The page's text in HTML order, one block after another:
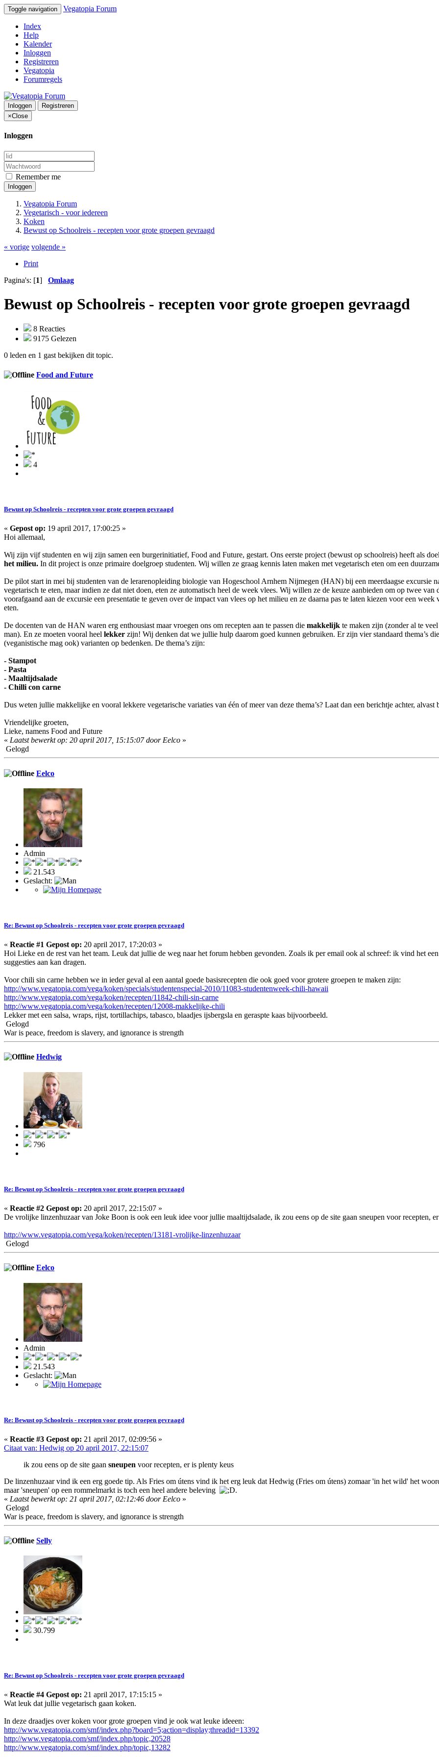
Toggle navigation Vegatopia Forum
Index
Help
Kalender
Inloggen
Registreren
Vegatopia
Forumregels
Inloggen
Registreren
×Close
Inloggen
Remember me
Inloggen
Vegatopia Forum
Vegetarisch - voor iedereen
Koken
Bewust op Schoolreis - recepten voor grote groepen gevraagd
« vorige volgende »
Print
Pagina's: [1] Omlaag
Bewust op Schoolreis - recepten voor grote groepen gevraagd
8 Reacties
9175 Gelezen
0 leden en 1 gast bekijken dit topic.
Food and Future
4
Bewust op Schoolreis - recepten voor grote groepen gevraagd
« Gepost op: 19 april 2017, 17:00:25 »
Hoi allemaal,
Wij zijn vijf studenten en wij zijn samen een burgerinitiatief, Food and Future, gestart. Ons eerste project (bewust op schoolreis) heeft als doel
het milieu. In dit project is onze primaire doelgroep studenten. Wij willen ze graag kennis laten maken met vegetarisch eten om een
De pilot start in mei bij studenten van de lerarenopleiding biologie van Hogeschool Arnhem Nijmegen (HAN) bij een meerdaagse excursie
vegetarisch te eten, maar indien ze dat niet doen, eten ze automatisch heel de week vlees. Wij willen ze de keuze aanbieden om op twee
voorafgaand aan de excursie een presentatie te geven over de impact van vlees op het milieu en ze daarna pas te laten kiezen voor een
eten.
De docenten van de HAN waren erg enthousiast maar vroegen ons om recepten aan te passen die makkelijk te maken zijn (zonder al te
man). En ze moeten vooral heel lekker zijn! Wij denken dat we jullie hulp daarom goed kunnen gebruiken. Er zijn vier standaard thema’s
(veganistische mag ook) varianten op bedenken. De thema’s zijn:
- Stampot
- Pasta
- Maaltijdsalade
- Chilli con carne
Dus weten jullie makkelijke en vooral lekkere vegetarische variaties van één of meer van deze thema’s? Laat dan een berichtje achter, alvast
Vriendelijke groeten,
Lieke, namens Food and Future
« Laatst bewerkt op: 20 april 2017, 15:15:07 door Eelco »
Gelogd
Eelco
Admin
21.543
Geslacht:
Re: Bewust op Schoolreis - recepten voor grote groepen gevraagd
« Reactie #1 Gepost op: 20 april 2017, 17:20:03 »
Hoi Lieke en de rest van het team. Leuk dat jullie de weg naar het forum hebben gevonden. Zoals ik per email ook al schreef: ik vind het
suggesties aan kan dragen.
Voor chili sin carne hebben we in ieder geval al een aantal goede basisrecepten die ook goed voor grotere groepen te maken zijn:
http://www.vegatopia.com/vega/koken/specials/studentenspecial-2010/11083-studentenweek-chili-hawaii
http://www.vegatopia.com/vega/koken/recepten/11842-chili-sin-carne
http://www.vegatopia.com/vega/koken/recepten/12008-makkelijke-chili
Lekker met een salsa, wraps, rijst, tortillachips, tabasco, blaadjes ijsbergsla en geraspte kaas bijvoorbeeld.
Gelogd
War is peace, freedom is slavery, and ignorance is strength
Hedwig
796
Re: Bewust op Schoolreis - recepten voor grote groepen gevraagd
« Reactie #2 Gepost op: 20 april 2017, 22:15:07 »
De vrolijke linzenhuzaar van Joke Boon is ook een leuk idee voor jullie maaltijdsalade, ik zou eens op de site gaan sneupen voor recepten,
http://www.vegatopia.com/vega/koken/recepten/13181-vrolijke-linzenhuzaar
Gelogd
Eelco
Admin
21.543
Geslacht:
Re: Bewust op Schoolreis - recepten voor grote groepen gevraagd
« Reactie #3 Gepost op: 21 april 2017, 02:09:56 »
Citaat van: Hedwig op 20 april 2017, 22:15:07
ik zou eens op de site gaan sneupen voor recepten, er is plenty keus
De linzenhuzaar vind ik een erg goede tip. Als Fries om útens vind ik het erg leuk dat Hedwig (Fries om útens) zomaar 'in het wild' het
maar 'sneupen' op een rommelmarkt is toch een heel andere beleving
.
« Laatst bewerkt op: 21 april 2017, 02:12:46 door Eelco »
Gelogd
War is peace, freedom is slavery, and ignorance is strength
Selly
30.799
Re: Bewust op Schoolreis - recepten voor grote groepen gevraagd
« Reactie #4 Gepost op: 21 april 2017, 17:15:15 »
Wat leuk dat jullie vegetarisch gaan koken.
In deze draadjes over koken voor grote groepen vind je ook wat leuke ideeen:
http://www.vegatopia.com/smf/index.php?board=5;action=display;threadid=13392
http://www.vegatopia.com/smf/index.php/topic,20528
http://www.vegatopia.com/smf/index.php/topic,13282